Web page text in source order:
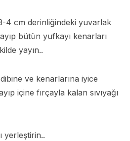
4 cm derinliğindeki yuvarlak
bütün yufkayı kenarları
yayın..
dibine ve kenarlarına iyice
içine fırçayla kalan sıvıyağı
yerleştirin..